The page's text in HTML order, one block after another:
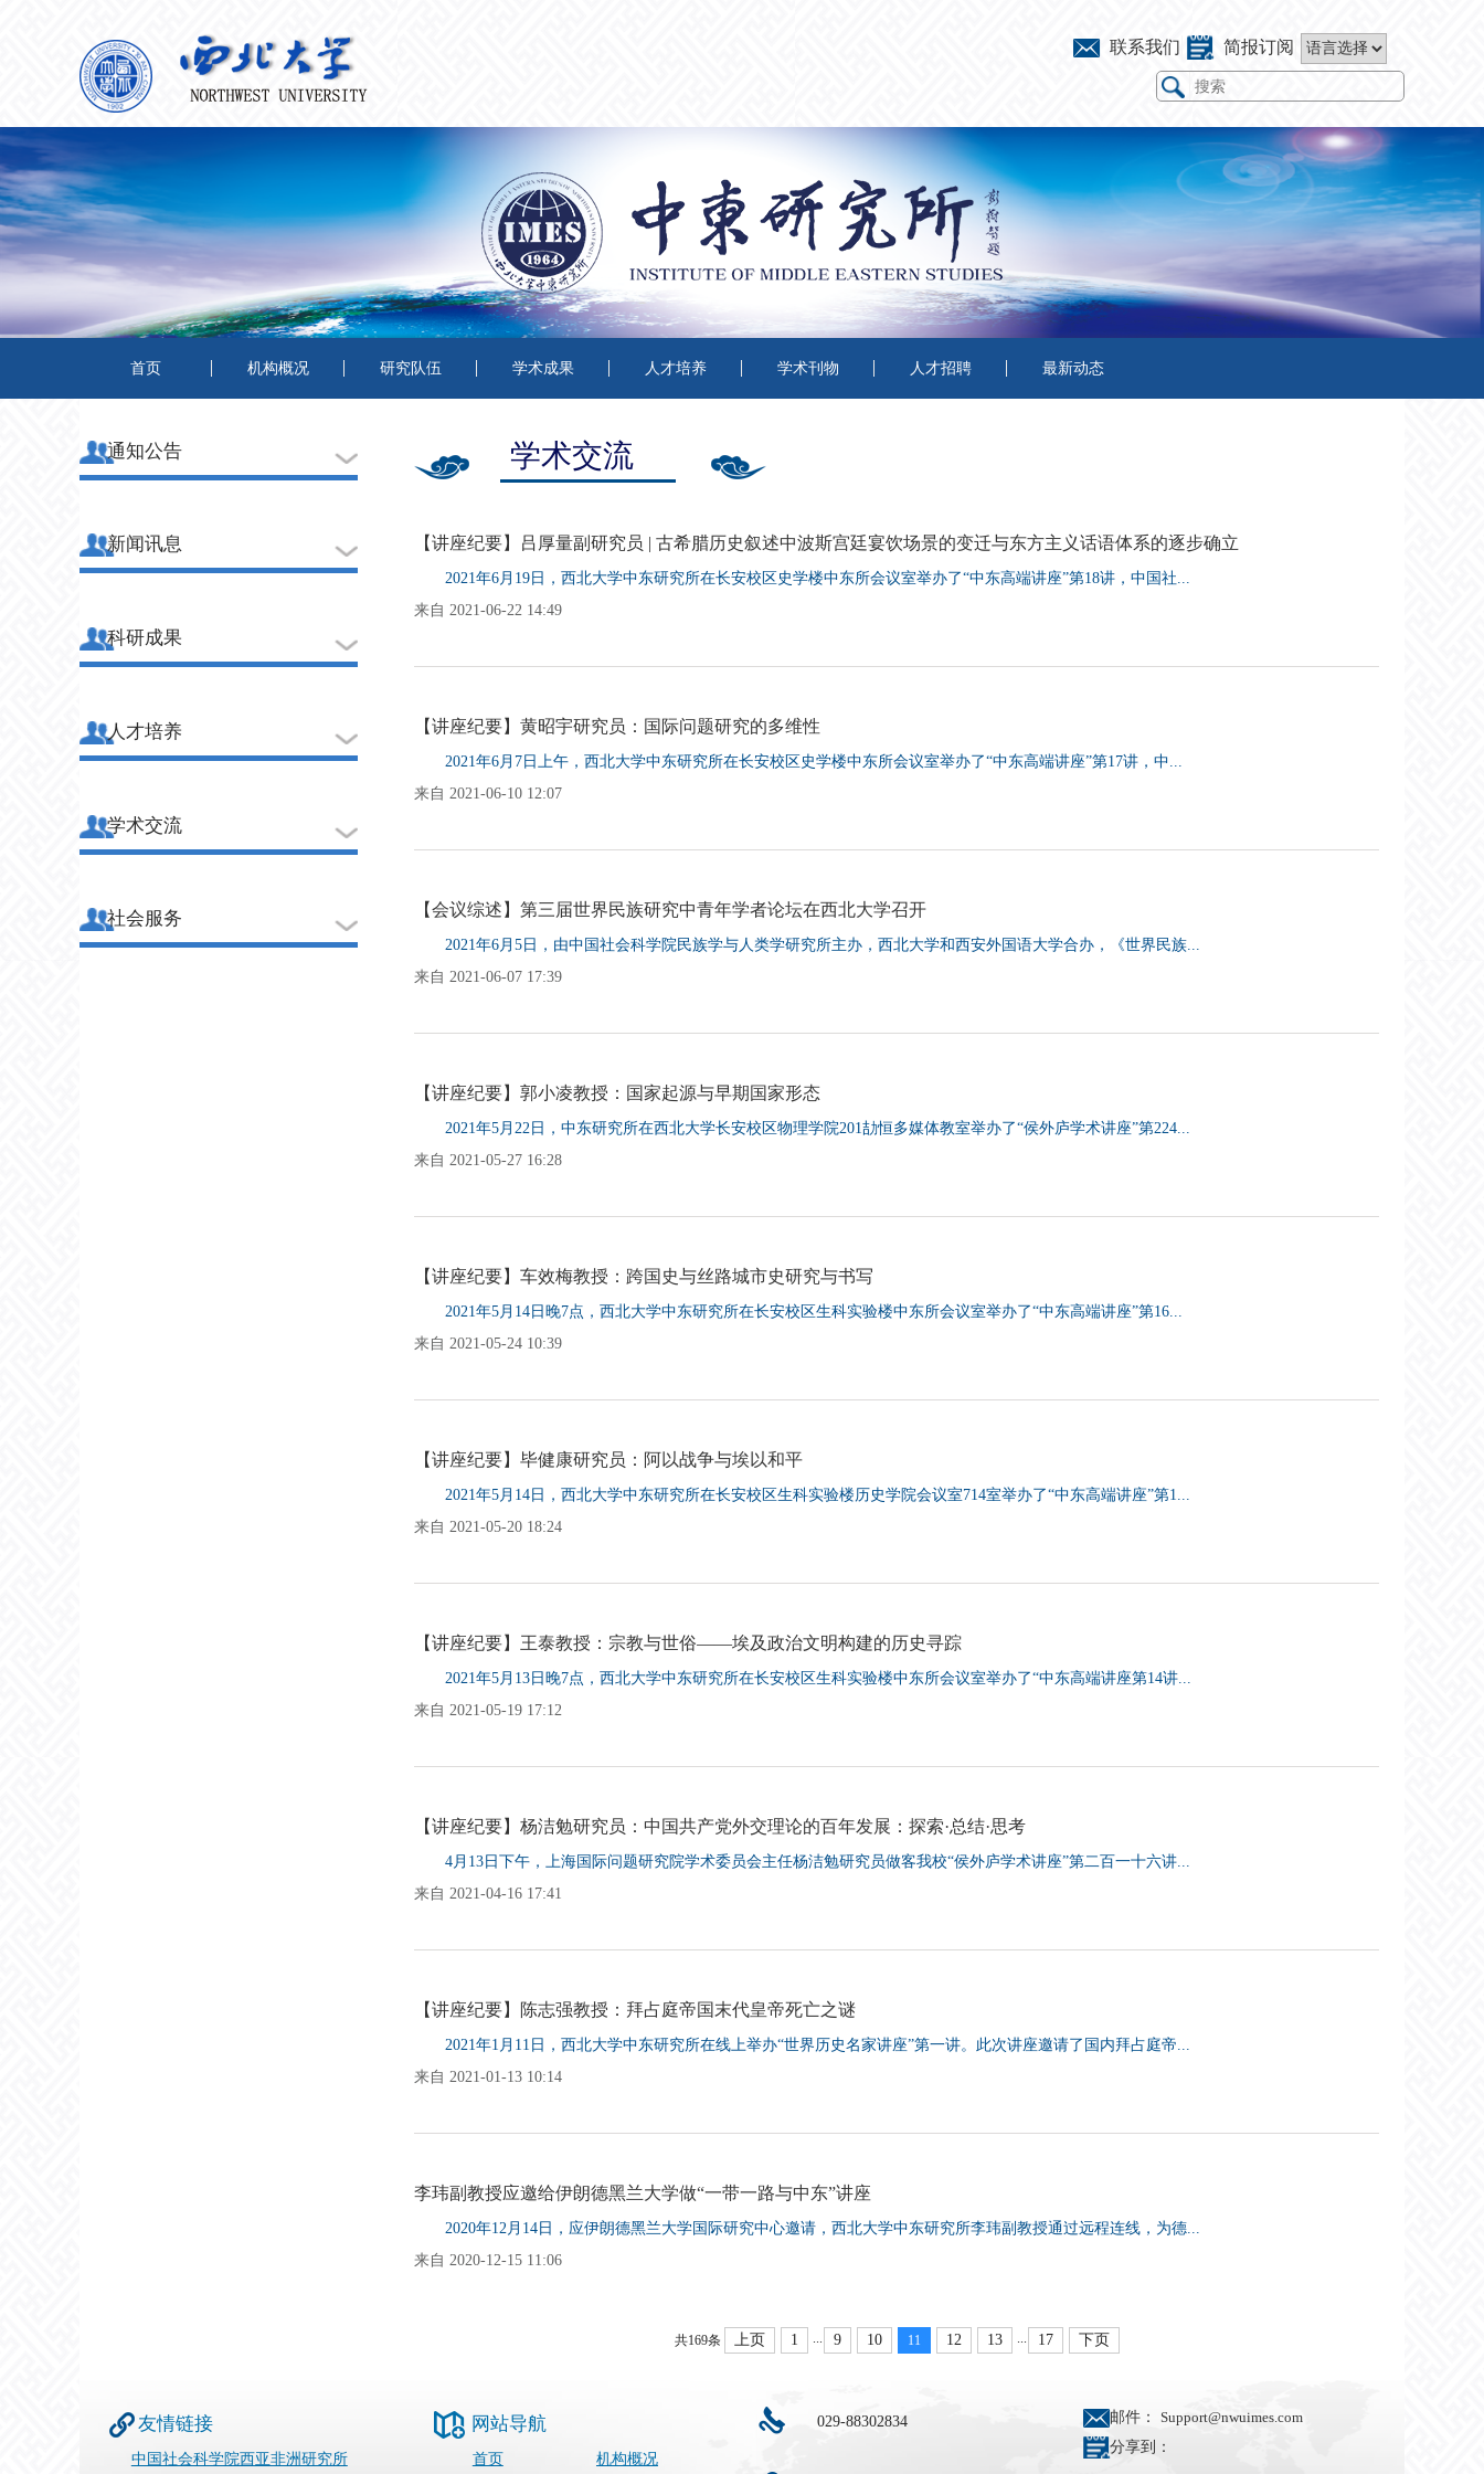
联系我们 简报订阅
首页 机构概况 研究队伍 学术成果 人才培养 学术刊物 人才招聘 最新动态
通知公告
新闻讯息
科研成果
人才培养
学术交流
社会服务
学术交流
【讲座纪要】吕厚量副研究员 | 古希腊历史叙述中波斯宫廷宴饮场景的变迁与东方主义话语体系的逐步确立
2021年6月19日，西北大学中东研究所在长安校区史学楼中东所会议室举办了“中东高端讲座”第18讲，中国社...
来自 2021-06-22 14:49
【讲座纪要】黄昭宇研究员：国际问题研究的多维性
2021年6月7日上午，西北大学中东研究所在长安校区史学楼中东所会议室举办了“中东高端讲座”第17讲，中...
来自 2021-06-10 12:07
【会议综述】第三届世界民族研究中青年学者论坛在西北大学召开
2021年6月5日，由中国社会科学院民族学与人类学研究所主办，西北大学和西安外国语大学合办，《世界民族...
来自 2021-06-07 17:39
【讲座纪要】郭小凌教授：国家起源与早期国家形态
2021年5月22日，中东研究所在西北大学长安校区物理学院201劼恒多媒体教室举办了“侯外庐学术讲座”第224...
来自 2021-05-27 16:28
【讲座纪要】车效梅教授：跨国史与丝路城市史研究与书写
2021年5月14日晚7点，西北大学中东研究所在长安校区生科实验楼中东所会议室举办了“中东高端讲座”第16...
来自 2021-05-24 10:39
【讲座纪要】毕健康研究员：阿以战争与埃以和平
2021年5月14日，西北大学中东研究所在长安校区生科实验楼历史学院会议室714室举办了“中东高端讲座”第1...
来自 2021-05-20 18:24
【讲座纪要】王泰教授：宗教与世俗——埃及政治文明构建的历史寻踪
2021年5月13日晚7点，西北大学中东研究所在长安校区生科实验楼中东所会议室举办了“中东高端讲座第14讲...
来自 2021-05-19 17:12
【讲座纪要】杨洁勉研究员：中国共产党外交理论的百年发展：探索·总结·思考
4月13日下午，上海国际问题研究院学术委员会主任杨洁勉研究员做客我校“侯外庐学术讲座”第二百一十六讲...
来自 2021-04-16 17:41
【讲座纪要】陈志强教授：拜占庭帝国末代皇帝死亡之谜
2021年1月11日，西北大学中东研究所在线上举办“世界历史名家讲座”第一讲。此次讲座邀请了国内拜占庭帝...
来自 2021-01-13 10:14
李玮副教授应邀给伊朗德黑兰大学做“一带一路与中东”讲座
2020年12月14日，应伊朗德黑兰大学国际研究中心邀请，西北大学中东研究所李玮副教授通过远程连线，为德...
来自 2020-12-15 11:06
共169条 上页 1 ... 9 10 11 12 13 ... 17 下页
友情链接
中国社会科学院西亚非洲研究所
网站导航
首页 机构概况
029-88302834 邮件： Support@nwuimes.com
分享到：